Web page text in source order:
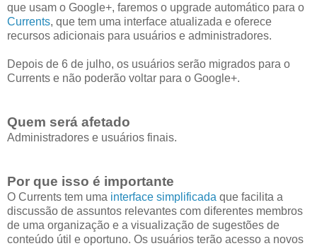
que usam o Google+, faremos o upgrade automático para o
Currents, que tem uma interface atualizada e oferece
recursos adicionais para usuários e administradores.
Depois de 6 de julho, os usuários serão migrados para o
Currents e não poderão voltar para o Google+.
Quem será afetado
Administradores e usuários finais.
Por que isso é importante
O Currents tem uma interface simplificada que facilita a
discussão de assuntos relevantes com diferentes membros
de uma organização e a visualização de sugestões de
conteúdo útil e oportuno. Os usuários terão acesso a novos